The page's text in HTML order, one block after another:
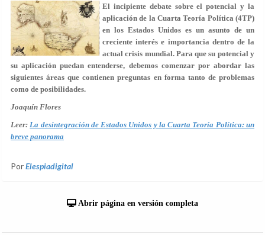
El incipiente debate sobre el potencial y la
aplicación de la Cuarta Teoría Política (4TP)
en los Estados Unidos es un asunto de un
creciente interés e importancia dentro de la
actual crisis mundial. Para que su potencial y
su aplicación puedan entenderse, debemos comenzar por abordar las
siguientes áreas que contienen preguntas en forma tanto de problemas
como de posibilidades.
Joaquín Flores
Leer:La desintegración de Estados Unidos y la Cuarta Teoría Política: un
breve panorama
PorElespiadigital
Abrir página en versión completa